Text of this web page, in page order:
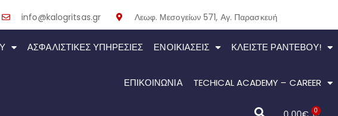
info@kalogritsas.gr Λεωφ. Μεσογείων 571, Αγ. Παρασκευή
ΑΣΦΑΛΙΣΤΙΚΕΣ ΥΠΗΡΕΣΙΕΣ ΕΝΟΙΚΙΆΣΕΙΣ ΚΛΕΊΣΤΕ ΡΑΝΤΕΒΟΎ!
ΕΠΙΚΟΙΝΩΝΙΑ TECHICAL ACADEMY – CAREER
0